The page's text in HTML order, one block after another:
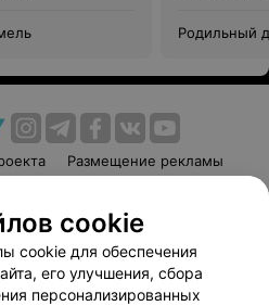
Родильный
Размещение рекламы
Способы оплаты
Партнеры
103.by
cookie
cookie для обеспечения
его улучшения, сбора
персонализированных